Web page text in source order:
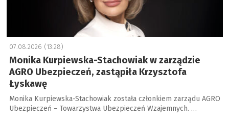
07.08.2026 (13:28)
Monika Kurpiewska-Stachowiak w zarządzie
AGRO Ubezpieczeń, zastąpiła Krzysztofa
Łyskawę
Monika Kurpiewska-Stachowiak została członkiem zarządu AGRO
Ubezpieczeń – Towarzystwa Ubezpieczeń Wzajemnych. …